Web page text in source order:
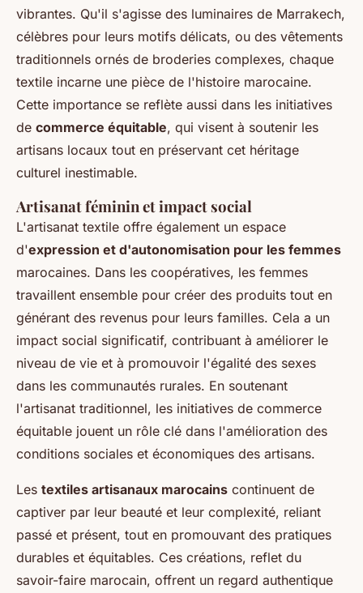
vibrantes. Qu'il s'agisse des luminaires de Marrakech,
célèbres pour leurs motifs délicats, ou des vêtements
traditionnels ornés de broderies complexes, chaque
textile incarne une pièce de l'histoire marocaine.
Cette importance se reflète aussi dans les initiatives
de commerce équitable, qui visent à soutenir les
artisans locaux tout en préservant cet héritage
culturel inestimable.
Artisanat féminin et impact social
L'artisanat textile offre également un espace
d'expression et d'autonomisation pour les femmes
marocaines. Dans les coopératives, les femmes
travaillent ensemble pour créer des produits tout en
générant des revenus pour leurs familles. Cela a un
impact social significatif, contribuant à améliorer le
niveau de vie et à promouvoir l'égalité des sexes
dans les communautés rurales. En soutenant
l'artisanat traditionnel, les initiatives de commerce
équitable jouent un rôle clé dans l'amélioration des
conditions sociales et économiques des artisans.
Les textiles artisanaux marocains continuent de
captiver par leur beauté et leur complexité, reliant
passé et présent, tout en promouvant des pratiques
durables et équitables. Ces créations, reflet du
savoir-faire marocain, offrent un regard authentique